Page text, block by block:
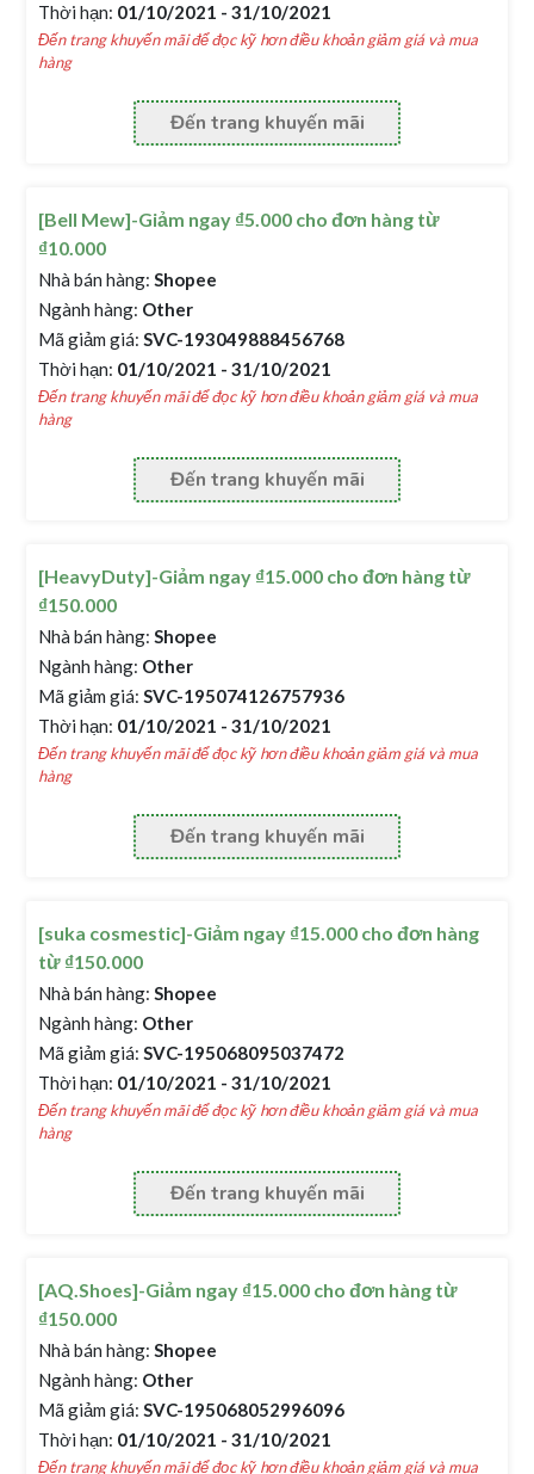
Thời hạn: 01/10/2021 - 31/10/2021
Đến trang khuyến mãi để đọc kỹ hơn điều khoản giảm giá và mua
hàng
Đến trang khuyến mãi
[Bell Mew]-Giảm ngay ₫5.000 cho đơn hàng từ
₫10.000
Nhà bán hàng: Shopee
Ngành hàng: Other
Mã giảm giá: SVC-193049888456768
Thời hạn: 01/10/2021 - 31/10/2021
Đến trang khuyến mãi để đọc kỹ hơn điều khoản giảm giá và mua
hàng
Đến trang khuyến mãi
[HeavyDuty]-Giảm ngay ₫15.000 cho đơn hàng từ
₫150.000
Nhà bán hàng: Shopee
Ngành hàng: Other
Mã giảm giá: SVC-195074126757936
Thời hạn: 01/10/2021 - 31/10/2021
Đến trang khuyến mãi để đọc kỹ hơn điều khoản giảm giá và mua
hàng
Đến trang khuyến mãi
[suka cosmestic]-Giảm ngay ₫15.000 cho đơn hàng
từ ₫150.000
Nhà bán hàng: Shopee
Ngành hàng: Other
Mã giảm giá: SVC-195068095037472
Thời hạn: 01/10/2021 - 31/10/2021
Đến trang khuyến mãi để đọc kỹ hơn điều khoản giảm giá và mua
hàng
Đến trang khuyến mãi
[AQ.Shoes]-Giảm ngay ₫15.000 cho đơn hàng từ
₫150.000
Nhà bán hàng: Shopee
Ngành hàng: Other
Mã giảm giá: SVC-195068052996096
Thời hạn: 01/10/2021 - 31/10/2021
Đến trang khuyến mãi để đọc kỹ hơn điều khoản giảm giá và mua